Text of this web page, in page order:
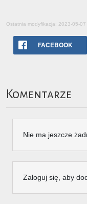
Ostatnia modyfikacja: 2023-05-
FACEBOOK
Komentarze
Nie ma jeszcze
Zaloguj się, aby